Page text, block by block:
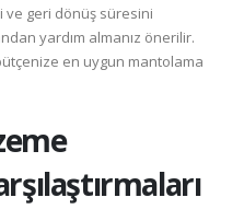
ve geri dönüş süresini
yardım almanız önerilir.
en uygun mantolama